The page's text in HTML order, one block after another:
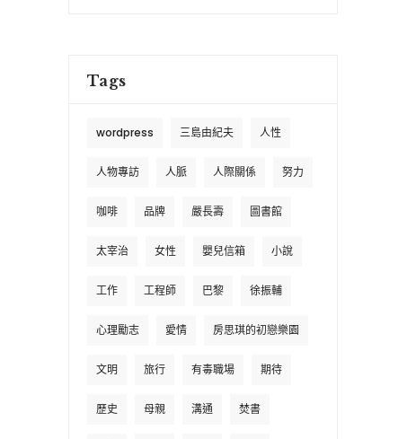
Tags
wordpress 三島由紀夫 人性
人物專訪 人脈 人際關係 努力
咖啡 品牌 嚴長壽 圖書館
太宰治 女性 嬰兒信箱 小說
工作 工程師 巴黎 徐振輔
心理勵志 愛情 房思琪的初戀樂園
文明 旅行 有毒職場 期待
歷史 母親 溝通 焚書